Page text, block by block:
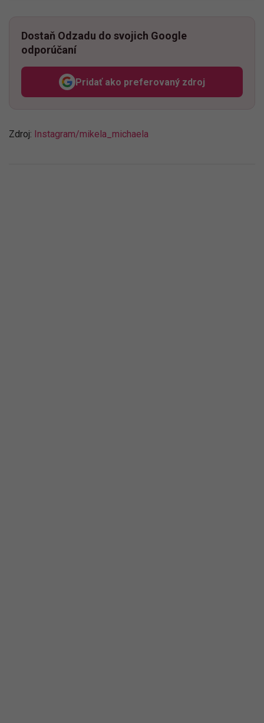
Dostaň Odzadu do svojich Google
odporúčaní
Pridať ako preferovaný zdroj
Odzadu, odkaz sa otvorí v
Zdroj: Instagram/mikela_michaela